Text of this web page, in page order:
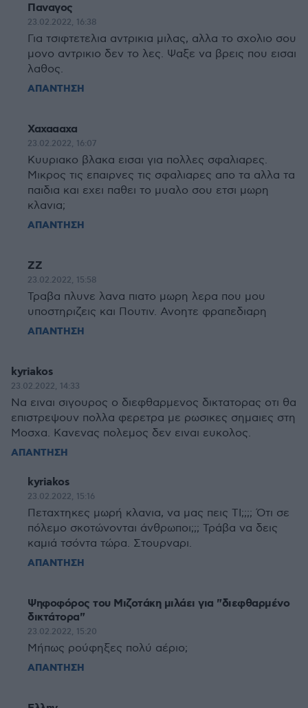
Παναγος
23.02.2022, 16:38
Για τσιφτετελια αντρικια μιλας, αλλα το σχολιο σου
μονο αντρικιο δεν το λες. Ψαξε να βρεις που εισαι
λαθος.
ΑΠΑΝΤΗΣΗ
Χαχαααχα
23.02.2022, 16:07
Κυυριακο βλακα εισαι για πολλες σφαλιαρες.
Μικρος τις επαιρνες τις σφαλιαρες απο τα αλλα τα
παιδια και εχει παθει το μυαλο σου ετσι μωρη
κλανια;
ΑΠΑΝΤΗΣΗ
ΖΖ
23.02.2022, 15:58
Τραβα πλυνε λανα πιατο μωρη λερα που μου
υποστηριζεις και Πουτιν. Ανοητε φραπεδιαρη
ΑΠΑΝΤΗΣΗ
kyriakos
23.02.2022, 14:33
Να ειναι σιγουρος ο διεφθαρμενος δικτατορας οτι θα
επιστρεψουν πολλα φερετρα με ρωσικες σημαιες στη
Μοσχα. Κανενας πολεμος δεν ειναι ευκολος.
ΑΠΑΝΤΗΣΗ
kyriakos
23.02.2022, 15:16
Πεταχτηκες μωρή κλανια, να μας πεις ΤΙ;;;; Ότι σε
πόλεμο σκοτώνονται άνθρωποι;;; Τράβα να δεις
καμιά τσόντα τώρα. Στουρναρι.
ΑΠΑΝΤΗΣΗ
Ψηφοφόρος του Μιζοτάκη μιλάει για "διεφθαρμένο
δικτάτορα"
23.02.2022, 15:20
Μήπως ρούφηξες πολύ αέριο;
ΑΠΑΝΤΗΣΗ